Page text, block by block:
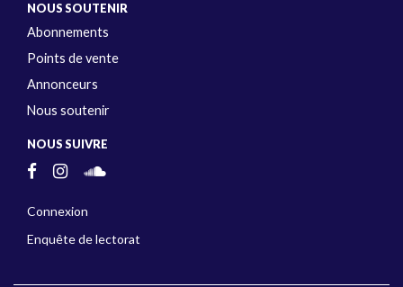
NOUS SOUTENIR
Abonnements
Points de vente
Annonceurs
Nous soutenir
NOUS SUIVRE
Connexion
Enquête de lectorat